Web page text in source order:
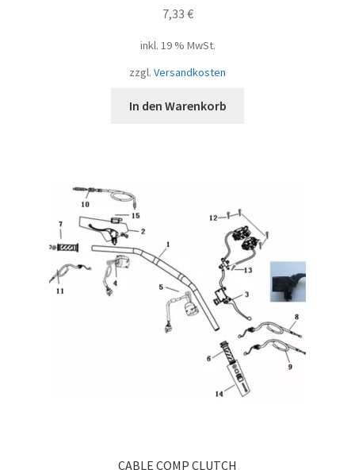
7,33 €
inkl. 19 % MwSt.
zzgl. Versandkosten
In den Warenkorb
CABLE COMP CLUTCH